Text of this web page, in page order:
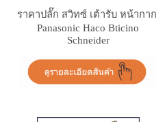
ราคาปลั๊ก สวิทซ์ เต้ารับ หน้ากาก
Panasonic Haco Bticino
Schneider